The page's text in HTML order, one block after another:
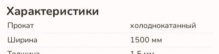
Характеристики
Прокат
холоднокатанный
Ширина
1500 мм